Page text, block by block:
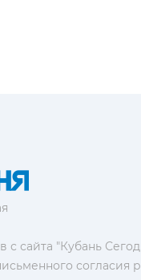
с сайта "Кубань
согласия